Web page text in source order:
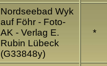
Nordseebad Wyk
auf Föhr - Foto-
AK - Verlag E.
Rubin Lübeck
(G33848y)
*